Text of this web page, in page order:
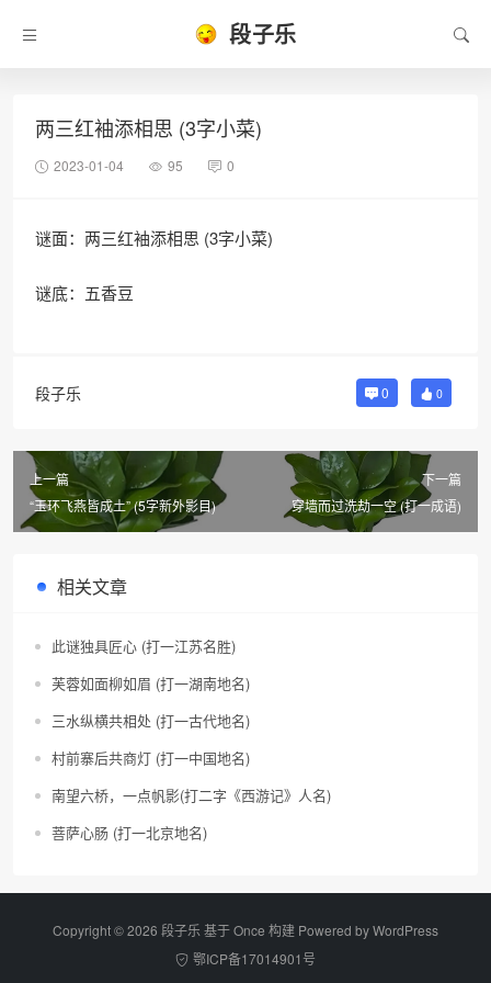
段子乐
两三红袖添相思 (3字小菜)
2023-01-04 95 0
谜面：两三红袖添相思 (3字小菜)
谜底：五香豆
段子乐 0 0
上一篇
“玉环飞燕皆成土” (5字新外影目)
下一篇
穿墙而过洗劫一空 (打一成语)
相关文章
此谜独具匠心 (打一江苏名胜)
芙蓉如面柳如眉 (打一湖南地名)
三水纵横共相处 (打一古代地名)
村前寨后共商灯 (打一中国地名)
南望六桥，一点帆影(打二字《西游记》人名)
菩萨心肠 (打一北京地名)
Copyright © 2026 段子乐 基于 Once 构建 Powered byWordPress
鄂ICP备17014901号